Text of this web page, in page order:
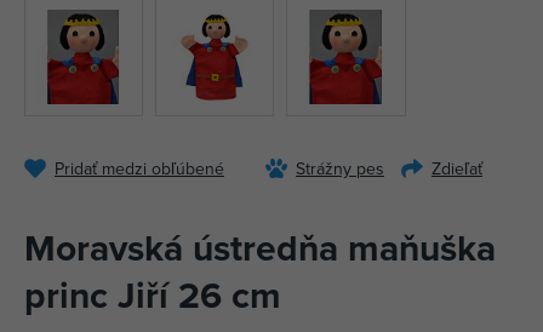
Pridať medzi obľúbené Strážny pes Zdieľať
Moravská ústredňa maňuška
princ Jiří 26 cm